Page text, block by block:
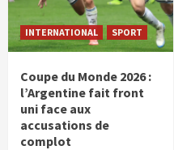
INTERNATIONAL SPORT
Coupe du Monde 2026 :
l’Argentine fait front
uni face aux
accusations de
complot